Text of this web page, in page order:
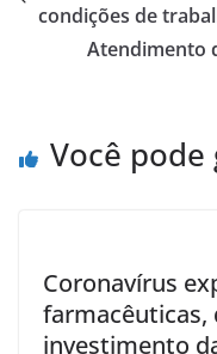
o
o
condições de
Atendimento
Você
Coronavírus
farmacêuticas,
investimento